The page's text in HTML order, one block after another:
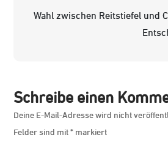
Wahl zwischen Reitstiefel und
Schreibe einen
Deine E-Mail-Adresse wird nicht
Felder sind mit*markiert